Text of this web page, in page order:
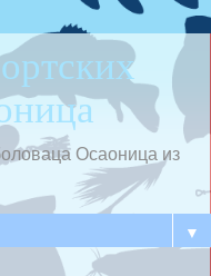
Осаоница из
▼